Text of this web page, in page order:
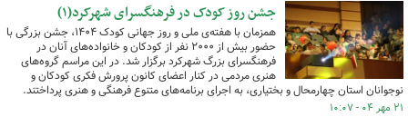
جشن روز کودک در فرهنگسرای شهرکرد(۱)
همزمان با هفته‌ی ملی و روز جهانی کودک ۱۴۰۴، جشن بزرگی با
حضور بیش از ۲۰۰۰ نفر از کودکان و خانواده‌های آنان در
فرهنگسرای بزرگ شهرکرد برگزار شد. در این مراسم گروه‌های
هنری مردمی در کنار اعضای کانون پرورش فکری کودکان و
نوجوانان استان چهارمحال و بختیاری، به اجرای برنامه‌های متنوع فرهنگی و هنری پرداختند.
۲۱ مهر ۰۴ - ۱۰:۰۷